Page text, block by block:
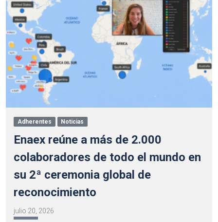
Adherentes Noticias
Enaex reúne a más de 2.000
colaboradores de todo el mundo en
su 2ª ceremonia global de
reconocimiento
julio 20, 2026